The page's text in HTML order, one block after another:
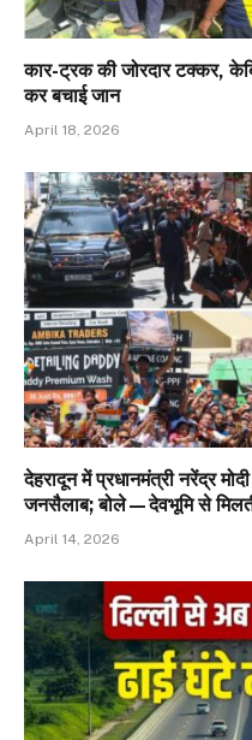
कार-ट्रक की जोरदार टक्कर,
कर बचाई जान
April 18, 2026
देहरादून में प्रधानमंत्री नरेंद्र
जनसैलाब; बोले—देवभूमि से
April 14, 2026